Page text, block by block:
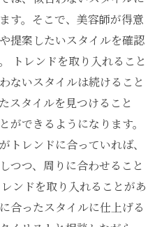
す。そこで、美容師が得意
提案したいスタイルを確認
トレンドを取り入れること
ないスタイルは続けること
スタイルを見つけること
ができるようになります。
トレンドに合っていれば、
つつ、周りに合わせること
ンドを取り入れることがあ
合ったスタイルに仕上げる